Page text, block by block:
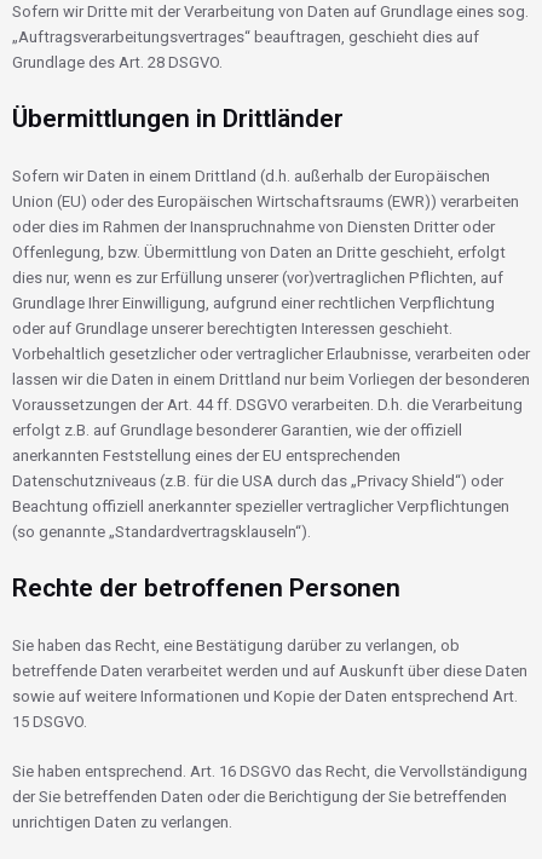
Sofern wir Dritte mit der Verarbeitung von Daten auf Grundlage eines sog.
„Auftragsverarbeitungsvertrages“ beauftragen, geschieht dies auf
Grundlage des Art. 28 DSGVO.
Übermittlungen in Drittländer
Sofern wir Daten in einem Drittland (d.h. außerhalb der Europäischen
Union (EU) oder des Europäischen Wirtschaftsraums (EWR)) verarbeiten
oder dies im Rahmen der Inanspruchnahme von Diensten Dritter oder
Offenlegung, bzw. Übermittlung von Daten an Dritte geschieht, erfolgt
dies nur, wenn es zur Erfüllung unserer (vor)vertraglichen Pflichten, auf
Grundlage Ihrer Einwilligung, aufgrund einer rechtlichen Verpflichtung
oder auf Grundlage unserer berechtigten Interessen geschieht.
Vorbehaltlich gesetzlicher oder vertraglicher Erlaubnisse, verarbeiten oder
lassen wir die Daten in einem Drittland nur beim Vorliegen der besonderen
Voraussetzungen der Art. 44 ff. DSGVO verarbeiten. D.h. die Verarbeitung
erfolgt z.B. auf Grundlage besonderer Garantien, wie der offiziell
anerkannten Feststellung eines der EU entsprechenden
Datenschutzniveaus (z.B. für die USA durch das „Privacy Shield“) oder
Beachtung offiziell anerkannter spezieller vertraglicher Verpflichtungen
(so genannte „Standardvertragsklauseln“).
Rechte der betroffenen Personen
Sie haben das Recht, eine Bestätigung darüber zu verlangen, ob
betreffende Daten verarbeitet werden und auf Auskunft über diese Daten
sowie auf weitere Informationen und Kopie der Daten entsprechend Art.
15 DSGVO.
Sie haben entsprechend. Art. 16 DSGVO das Recht, die Vervollständigung
der Sie betreffenden Daten oder die Berichtigung der Sie betreffenden
unrichtigen Daten zu verlangen.